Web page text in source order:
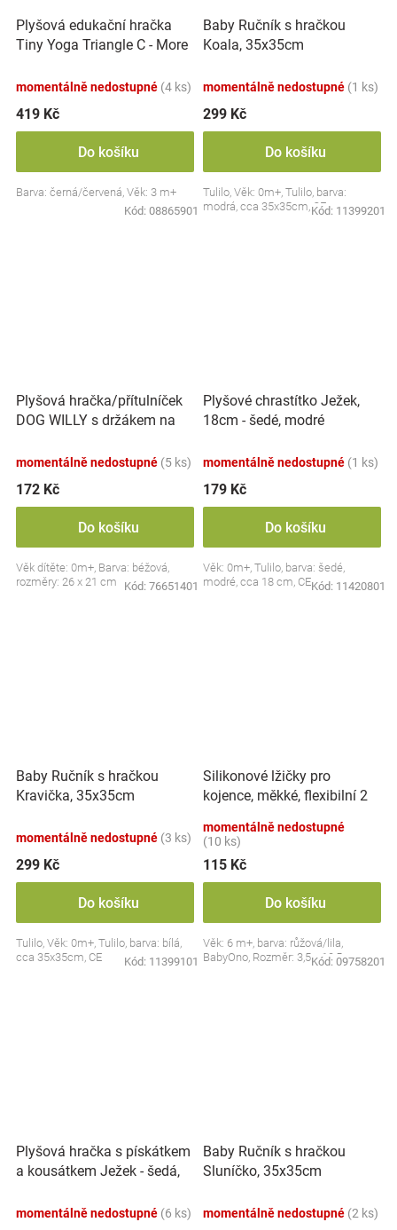
Plyšová edukační hračka
Tiny Yoga Triangle C - More
BabyOno
momentálně nedostupné (4 ks)
419 Kč
Do košíku
Barva: černá/červená, Věk: 3 m+
Kód: 08865901
Baby Ručník s hračkou
Koala, 35x35cm
momentálně nedostupné (1 ks)
299 Kč
Do košíku
Tulilo, Věk: 0m+, Tulilo, barva:
modrá, cca 35x35cm, CE
Kód: 11399201
Plyšová hračka/přítulníček
DOG WILLY s držákem na
momentálně nedostupné (5 ks)
172 Kč
Do košíku
Věk dítěte: 0m+, Barva: béžová,
rozměry: 26 x 21 cm
Kód: 76651401
Plyšové chrastítko Ježek,
18cm - šedé, modré
momentálně nedostupné (1 ks)
179 Kč
Do košíku
Věk: 0m+, Tulilo, barva: šedé,
modré, cca 18 cm, CEKód: 11420801
Baby Ručník s hračkou
Kravička, 35x35cm
momentálně nedostupné (3 ks)
299 Kč
Do košíku
Tulilo, Věk: 0m+, Tulilo, barva: bílá,
cca 35x35cm, CE
Kód: 11399101
Silikonové lžičky pro
kojence, měkké, flexibilní 2
momentálně nedostupné
(10 ks)
115 Kč
Do košíku
Věk: 6 m+, barva: růžová/lila,
BabyOno, Rozměr: 3,5 x 10,5 cm
Kód: 09758201
Plyšová hračka s pískátkem
a kousátkem Ježek - šedá,
momentálně nedostupné (6 ks)
Baby Ručník s hračkou
Sluníčko, 35x35cm
momentálně nedostupné (2 ks)